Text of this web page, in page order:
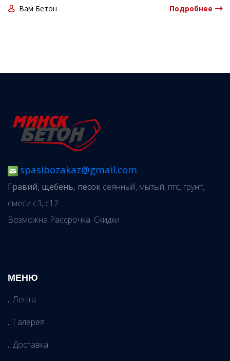
Вам Бетон Подробнее
spasibozakaz@gmail.com
Гравий, щебень, песок сеянный, мытый, пгс, грунт,
смеси с3, с12
Возможна Рассрочка. Скидки
МЕНЮ
Лента
Галерея
Доставка